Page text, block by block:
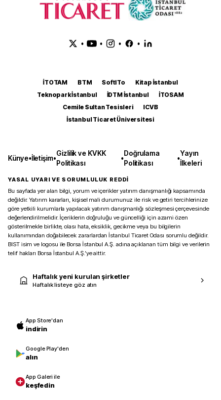
• • • •
İTOTAM BTM SoftITo
Kitap İstanbul
Teknopark İstanbul
İDTM İstanbul
İTOSAM
Cemile Sultan Tesisleri
ICVB
İstanbul Ticaret Üniversitesi
Künye•İletişim•
Gizlilik ve KVKK
Politikası
•
Doğrulama
Politikası
•
Yayın
İlkeleri
YASAL UYARI VE SORUMLULUK REDDİ
Bu sayfada yer alan bilgi, yorum ve içerikler yatırım danışmanlığı kapsamında
değildir. Yatırım kararları, kişisel mali durumunuz ile risk ve getiri tercihlerinize
göre yetkili kurumlarla yapılacak yatırım danışmanlığı sözleşmesi çerçevesinde
değerlendirilmelidir. İçeriklerin doğruluğu ve güncelliği için azami özen
gösterilmekle birlikte, olası hata, eksiklik, gecikme veya bu bilgilerin
kullanımından doğabilecek zararlardan İstanbul Ticaret Odası sorumlu değildir.
BIST isim ve logosu ile Borsa İstanbul A.Ş. adına açıklanan tüm bilgi ve verilerin
telif hakları Borsa İstanbul A.Ş.’ye aittir.
Haftalık yeni kurulan şirketler
Haftalık listeye göz atın
App Store'dan
indirin
Google Play'den
alın
App Galeri ile
keşfedin